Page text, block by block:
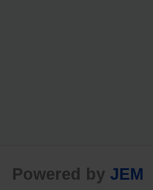
Powered by JEM